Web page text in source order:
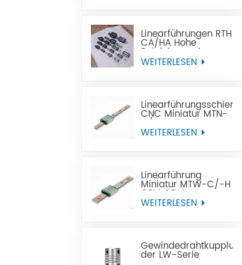
Linearführungen
Linearführungen RTH
CA/HA Hohe
Präzision und
erschwinglicher
Preis
WEITERLESEN
Linearführungsschiene
CNC Miniatur MTN-
C/-H OEM ODM
WEITERLESEN
Linearführung
Miniatur MTW-C/-H
OEM ODM
WEITERLESEN
Gewindedrahtkupplung
der LW-Serie